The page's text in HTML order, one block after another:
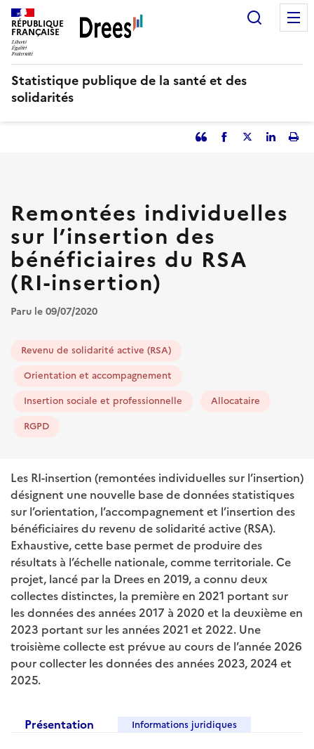
Aller
au
contenu
principal
RÉPUBLIQUE
FRANÇAISE
Statistique publique de la santé et des
solidarités
Partager
que
citation
Facebook
Partager
Partager
Remontées individuelles
sur l’insertion des
bénéficiaires du RSA
(RI-insertion)
Paru le 09/07/2020
Revenu de solidarité active (RSA)
Orientation et accompagnement
Insertion sociale et professionnelle
Allocataire
RGPD
Les RI-insertion (remontées individuelles sur l’insertion)
désignent une nouvelle base de données statistiques
sur l’orientation, l’accompagnement et l’insertion des
bénéficiaires du revenu de solidarité active (RSA).
Exhaustive, cette base permet de produire des
résultats à l’échelle nationale, comme territoriale. Ce
projet, lancé par la Drees en 2019, a connu deux
collectes distinctes, la première en 2021 portant sur
les données des années 2017 à 2020 et la deuxième en
2023 portant sur les années 2021 et 2022. Une
troisième collecte est prévue au cours de l’année 2026
pour collecter les données des années 2023, 2024 et
2025.
Présentation Informations juridiques